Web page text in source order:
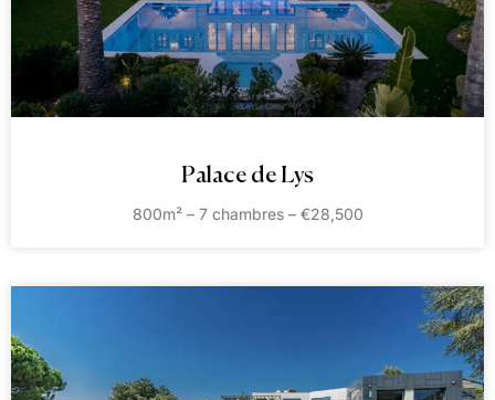
Palace de Lys
800m² – 7 chambres – €28,500